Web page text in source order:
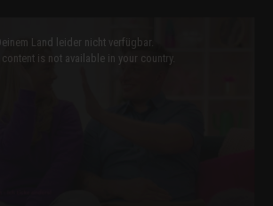
Land leider nicht verfügbar.
is not available in your country.